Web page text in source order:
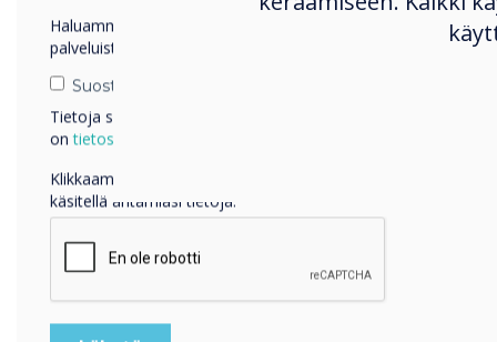
child to follow a
some creative
Dragons.
Share or roleplay
might be surprised
Haluamme ottaa sinuun yhteyttä tuotteistamme ja
palveluistamme sähköpostitse, puhelimitse tai postitse.
Suostun vastaanottamaan viestejä Clevertouch.
Tietoja siitä, miten keräämme ja käytämme henkilötietojasi,
on tietosuojaselosteessamme
Klikkaamalla lähetä annat Clevertouch luvan tallentaa ja
käsitellä antamiasi tietoja.